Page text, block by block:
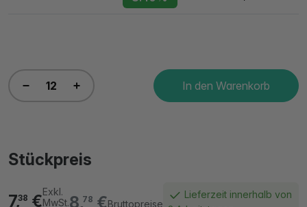
In den Warenkorb
Stückpreis
8,78 €Bruttopreise
7,38 €Exkl.
MwSt.
Lieferzeit innerhalb von